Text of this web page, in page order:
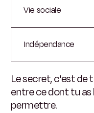
Vie sociale
Indépendance
Le secret, c'est de
entre ce dont tu
permettre.